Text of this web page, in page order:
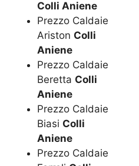
Colli Aniene
Prezzo Caldaie
Ariston Colli
Aniene
Prezzo Caldaie
Beretta Colli
Aniene
Prezzo Caldaie
Biasi Colli
Aniene
Prezzo Caldaie